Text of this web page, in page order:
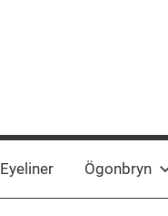
Eyeliner Ögonbryn